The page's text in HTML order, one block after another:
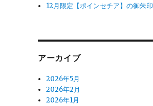
12月限定【ポインセチア】の御朱印
アーカイブ
2026年5月
2026年2月
2026年1月